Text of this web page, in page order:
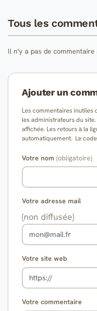
Tous les
Il n'y a pas de
Ajouter un
Les commentaires
les administrateurs du
affichée. Les retours à la
automatiquement. Le
Votre nom (obligatoire)
Votre adresse mail
(non diffusée)
Votre site web
Votre commentaire